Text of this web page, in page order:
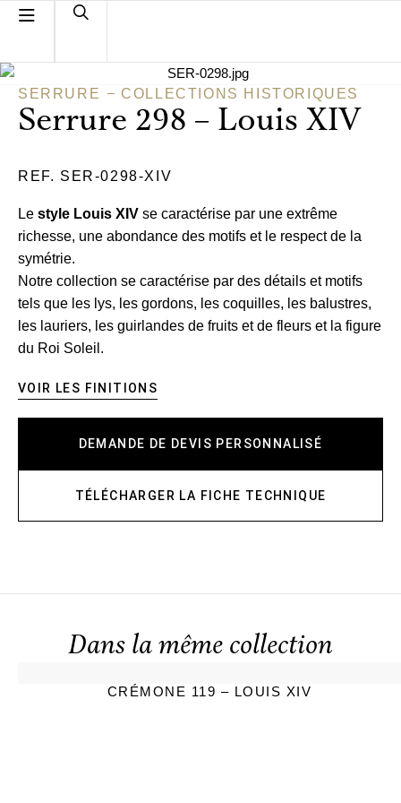
SERRURE COLLECTIONS HISTORIQUES
Serrure 298 – Louis XIV
REF. SER-0298-XIV
Le style Louis XIV se caractérise par une extrême
richesse, une abondance des motifs et le respect de la
symétrie.
Notre collection se caractérise par des détails et motifs
tels que les lys, les gordons, les coquilles, les balustres,
les lauriers, les guirlandes de fruits et de fleurs et la figure
du Roi Soleil.
VOIR LES FINITIONS
DEMANDE DE DEVIS PERSONNALISÉ
TÉLÉCHARGER LA FICHE TECHNIQUE
Dans la même collection
CRÉMONE 119 – LOUIS XIV